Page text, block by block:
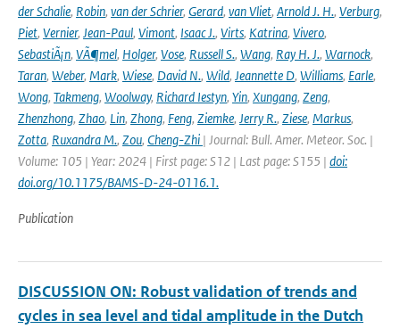
der Schalie, Robin, van der Schrier, Gerard, van Vliet, Arnold J. H., Verburg,
Piet, Vernier, Jean-Paul, Vimont, Isaac J., Virts, Katrina, Vivero,
SebastiÃ¡n, VÃ¶mel, Holger, Vose, Russell S., Wang, Ray H. J., Warnock,
Taran, Weber, Mark, Wiese, David N., Wild, Jeannette D, Williams, Earle,
Wong, Takmeng, Woolway, Richard Iestyn, Yin, Xungang, Zeng,
Zhenzhong, Zhao, Lin, Zhong, Feng, Ziemke, Jerry R., Ziese, Markus,
Zotta, Ruxandra M., Zou, Cheng-Zhi | Journal: Bull. Amer. Meteor. Soc. |
Volume: 105 | Year: 2024 | First page: S12 | Last page: S155 | doi:
doi.org/10.1175/BAMS-D-24-0116.1.
Publication
DISCUSSION ON: Robust validation of trends and
cycles in sea level and tidal amplitude in the Dutch